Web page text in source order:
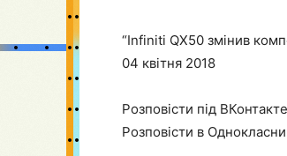
“Infiniti QX50 змінив
04 квітня 2018
Розповісти під
Розповісти в